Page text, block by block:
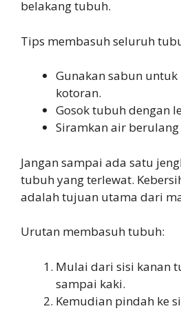
belakang tubuh.
Tips membasuh seluruh
Gunakan sabun
kotoran.
Gosok tubuh dengan
Siramkan air
Jangan sampai ada satu
tubuh yang terlewat.
adalah tujuan utama dari
Urutan membasuh tubuh:
Mulai dari sisi kanan
sampai kaki.
Kemudian pindah ke